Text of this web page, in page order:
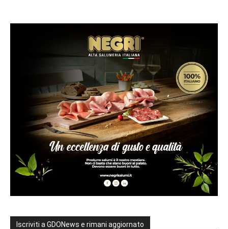
Iscriviti a GDONews e rimani aggiornato